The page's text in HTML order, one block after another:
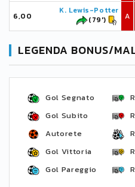
6,00
K. Lewis-Potter
(79')
A
LEGENDA BONUS/
Gol Segnato
Gol Subito
Autorete
Gol Vittoria
Gol Pareggio